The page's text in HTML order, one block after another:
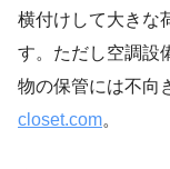
横付けして大きな
す。ただし空調設
物の保管には不向
closet.com。